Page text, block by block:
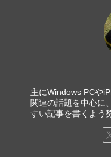
主にWindows PCや
関連の話題を中心に
すい記事を書くよう